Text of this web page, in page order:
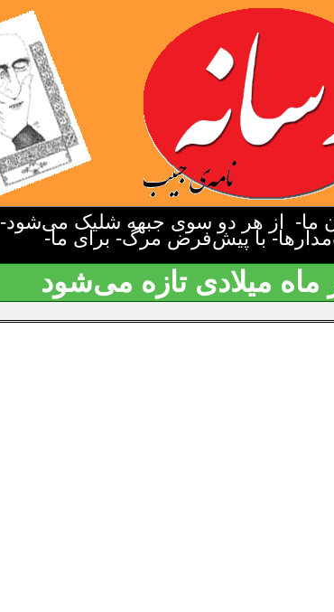
ما- از هر دو سوی جبهه شلیک می‌شود-
با پیش‌فرض مرگ- برای ما-
میلادی تازه می‌شود